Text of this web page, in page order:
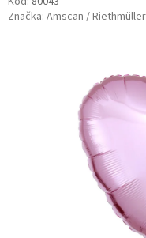
-
KOSTÝMY
Značka: Amscan / Riethmüller